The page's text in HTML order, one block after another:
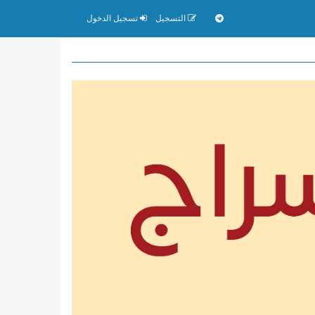
التسجيل تسجيل الدخول